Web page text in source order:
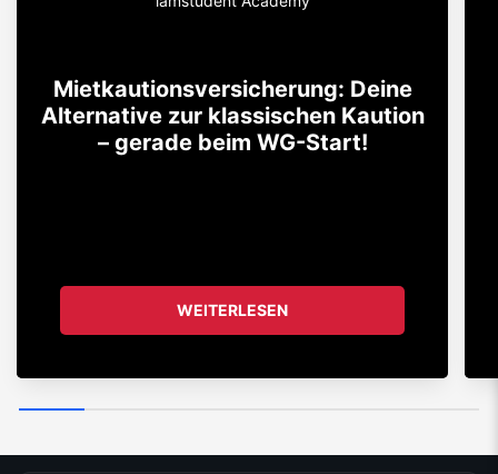
Mietkautionsversicherung: Deine
Alternative zur klassischen Kaution
– gerade beim WG-Start!
WEITERLESEN